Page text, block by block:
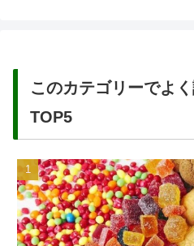
このカテゴリーでよ
TOP5